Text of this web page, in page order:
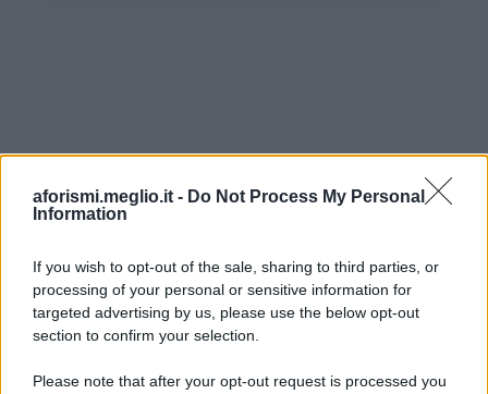
aforismi.meglio.it - Do Not Process My Personal
Information
If you wish to opt-out of the sale, sharing to third parties, or
processing of your personal or sensitive information for
targeted advertising by us, please use the below opt-out
section to confirm your selection.
Please note that after your opt-out request is processed you
Ricevi LE FRASI PIÙ BELLE via e-mail
E-mail